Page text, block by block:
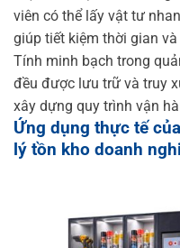
viên có thể lấy vật tư
giúp tiết kiệm thời gian
Tính minh bạch trong
đều được lưu trữ và truy
xây dựng quy trình vận
Ứng dụng thực tế
lý tồn kho doanh